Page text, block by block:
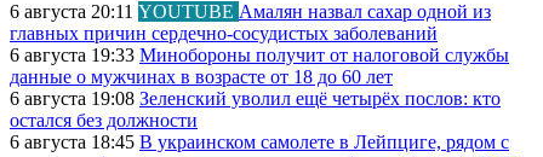
6 августа 20:11 YOUTUBE Амалян назвал сахар одной из
главных причин сердечно-сосудистых заболеваний
6 августа 19:33 Минобороны получит от налоговой службы
данные о мужчинах в возрасте от 18 до 60 лет
6 августа 19:08 Зеленский уволил ещё четырёх послов: кто
остался без должности
6 августа 18:45 В украинском самолете в Лейпциге, рядом с